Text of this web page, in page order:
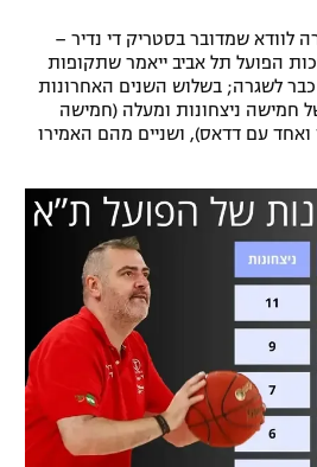
לוודא שמדובר בסטריק די נדיר –
הפועל תל אביב ייאמר שתקופות
כבר לשגרה; בשלוש השנים האחרונות
חמישה ניצחונות ומעלה (חמישה
ואחד עם דדאס), ושניים מהם האמירו